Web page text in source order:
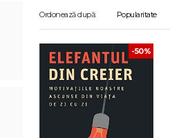
Ordonează după: Popularitate
-50%